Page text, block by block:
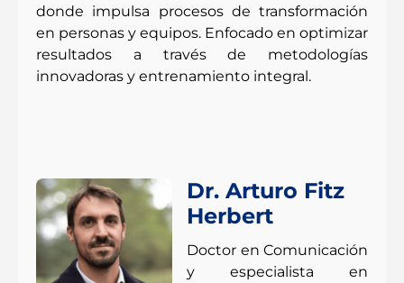
donde impulsa procesos de transformación
en personas y equipos. Enfocado en optimizar
resultados a través de metodologías
innovadoras y entrenamiento integral.
Dr. Arturo Fitz
Herbert
Doctor en Comunicación
y especialista en